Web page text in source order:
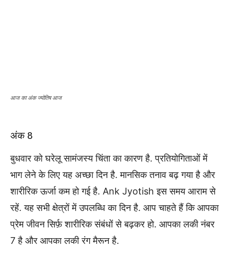
आज का अंक ज्योतिष आज
अंक 8
बुधवार को घरेलू सामंजस्य चिंता का कारण है. प्रतियोगिताओं में
भाग लेने के लिए यह अच्छा दिन है. मानसिक तनाव बढ़ गया है और
शारीरिक ऊर्जा कम हो गई है. Ank Jyotish इस समय आराम से
रहें. यह सभी क्षेत्रों में उपलब्धि का दिन है. आप चाहते हैं कि आपका
प्रेम जीवन सिर्फ़ शारीरिक संबंधों से बढ़कर हो. आपका लकी नंबर
7 है और आपका लकी रंग मैरून है.